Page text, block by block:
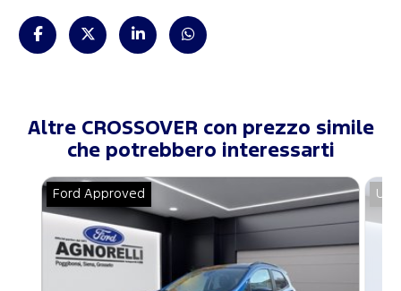
Altre CROSSOVER con prezzo simile
che potrebbero interessarti
Ford Approved